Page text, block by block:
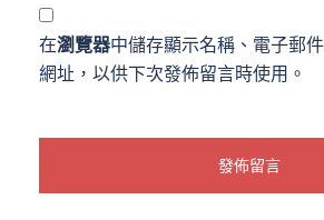
在瀏覽器中儲存顯示名稱、電子郵
網址，以供下次發佈留言時使用。